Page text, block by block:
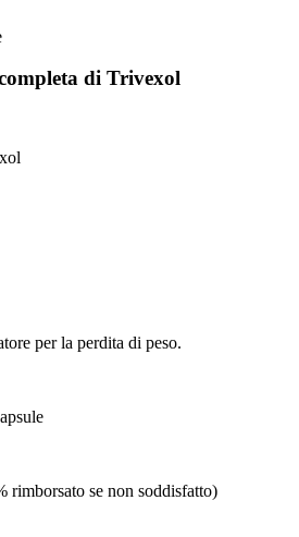
di Trivexol
per la perdita di peso.
se non soddisfatto)